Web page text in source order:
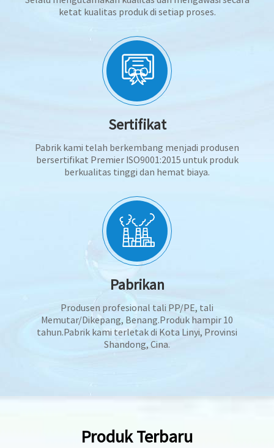
ketat kualitas produk di setiap proses.
Sertifikat
Pabrik kami telah berkembang menjadi produsen
bersertifikat Premier ISO9001:2015 untuk produk
berkualitas tinggi dan hemat biaya.
Pabrikan
Produsen profesional tali PP/PE, tali
Memutar/Dikepang, Benang.Produk hampir 10
tahun.Pabrik kami terletak di Kota Linyi, Provinsi
Shandong, Cina.
Produk Terbaru